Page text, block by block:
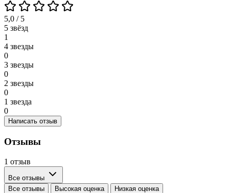
5,0 / 5
5 звёзд
1
4 звезды
0
3 звезды
0
2 звезды
0
1 звезда
0
Написать отзыв
Отзывы
1 отзыв
Все отзывы
Все отзывы
Высокая оценка Низкая оценка